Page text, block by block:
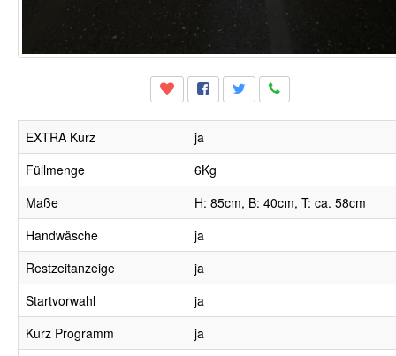
EXTRA Kurz
ja
Füllmenge
6Kg
Maße
H: 85cm, B: 40cm, T: ca. 58cm
Handwäsche
ja
Restzeitanzeige
ja
Startvorwahl
ja
Kurz Programm
ja